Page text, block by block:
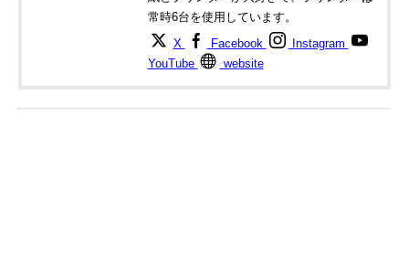
常時6台を使用しています。
X Facebook
Instagram
YouTube
website